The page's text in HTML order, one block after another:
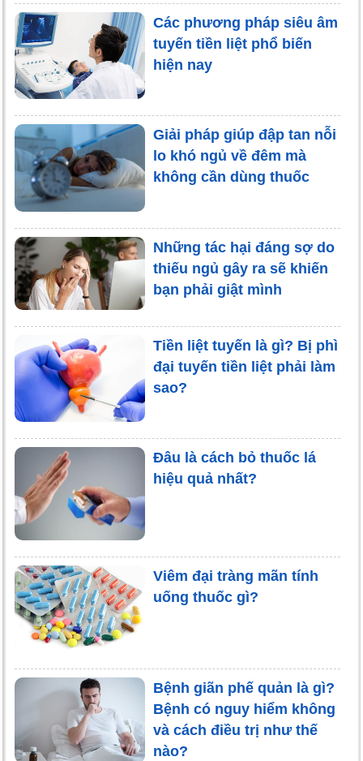
Các phương pháp siêu âm
tuyến tiền liệt phổ biến
hiện nay
Giải pháp giúp đập tan nỗi
lo khó ngủ về đêm mà
không cần dùng thuốc
Những tác hại đáng sợ do
thiếu ngủ gây ra sẽ khiến
bạn phải giật mình
Tiền liệt tuyến là gì? Bị phì
đại tuyến tiền liệt phải làm
sao?
Đâu là cách bỏ thuốc lá
hiệu quả nhất?
Viêm đại tràng mãn tính
uống thuốc gì?
Bệnh giãn phế quản là gì?
Bệnh có nguy hiểm không
và cách điều trị như thế
nào?